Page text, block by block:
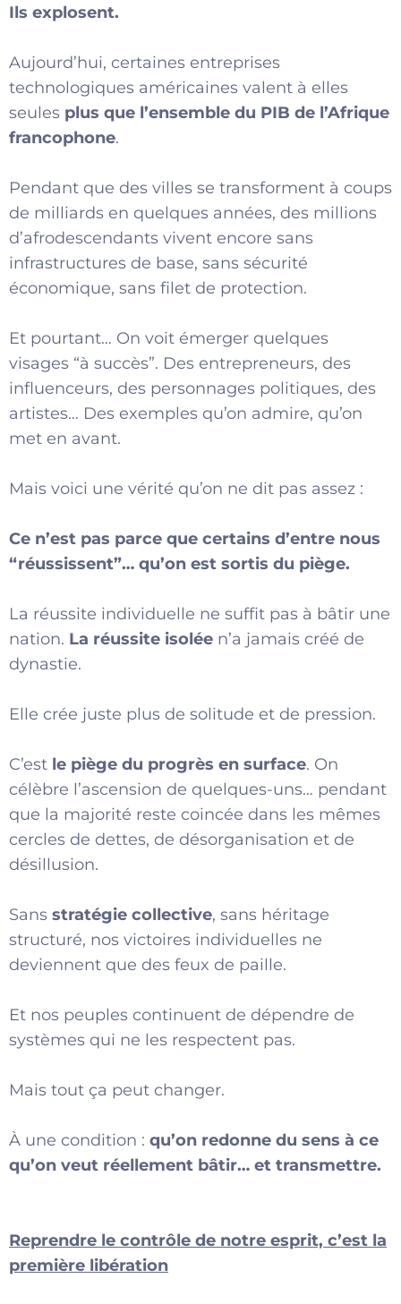
Ils explosent.
Aujourd’hui, certaines entreprises
technologiques américaines valent à elles
seules plus que l’ensemble du PIB de l’Afrique
francophone.
Pendant que des villes se transforment à coups
de milliards en quelques années, des millions
d’afrodescendants vivent encore sans
infrastructures de base, sans sécurité
économique, sans filet de protection.
Et pourtant… On voit émerger quelques
visages “à succès”. Des entrepreneurs, des
influenceurs, des personnages politiques, des
artistes… Des exemples qu’on admire, qu’on
met en avant.
Mais voici une vérité qu’on ne dit pas assez :
Ce n’est pas parce que certains d’entre nous
“réussissent”… qu’on est sortis du piège.
La réussite individuelle ne suffit pas à bâtir une
nation. La réussite isolée n’a jamais créé de
dynastie.
Elle crée juste plus de solitude et de pression.
C’est le piège du progrès en surface. On
célèbre l’ascension de quelques-uns… pendant
que la majorité reste coincée dans les mêmes
cercles de dettes, de désorganisation et de
désillusion.
Sans stratégie collective, sans héritage
structuré, nos victoires individuelles ne
deviennent que des feux de paille.
Et nos peuples continuent de dépendre de
systèmes qui ne les respectent pas.
Mais tout ça peut changer.
À une condition : qu’on redonne du sens à ce
qu’on veut réellement bâtir… et transmettre.
Reprendre le contrôle de notre esprit, c’est la
première libération